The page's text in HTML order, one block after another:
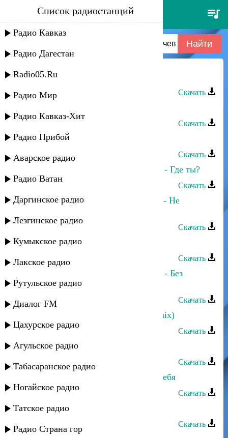
аслан тхакумачев - 040-аслан
тхакумачев - хъуапсэ
Список радиостанций
Радио Кавказ
Радио Дагестан
Radio05.Ru
Радио Мир
Радио Кавказ-Хит
Радио Прибой
Аварское радио
Радио Ватан
Даргинское радио
Лезгинское радио
Кумыкское радио
Лакское радио
Рутульское радио
Диалог FM
Цахурское радио
Агульское радио
Табасаранское радио
Ногайское радио
Татское радио
Радио Страна гор
Аслан Тхакумачев - Уэ зомыхъуэж
Скачать
Скачать
Аслан Кубутаев - Красавица
Скачать
Марина Алиева и Аслан Гусейнов - Где ты?
Скачать
Тимур Темиров и Аслан Гусейнов - Не
Скачать
Аслан Гусейнов - Маме
Скачать
Марина Алиева и Аслан Гусейнов - Без
границ
Скачать
Аслан Идрисов - Моя голубка (remix)
Скачать
Аслан Гусейнов - Я пьян от любви
Скачать
Аслан Гусейнов - Сильно люблю тебя
Скачать
Аслан Кятов - Шахерезада
Скачать